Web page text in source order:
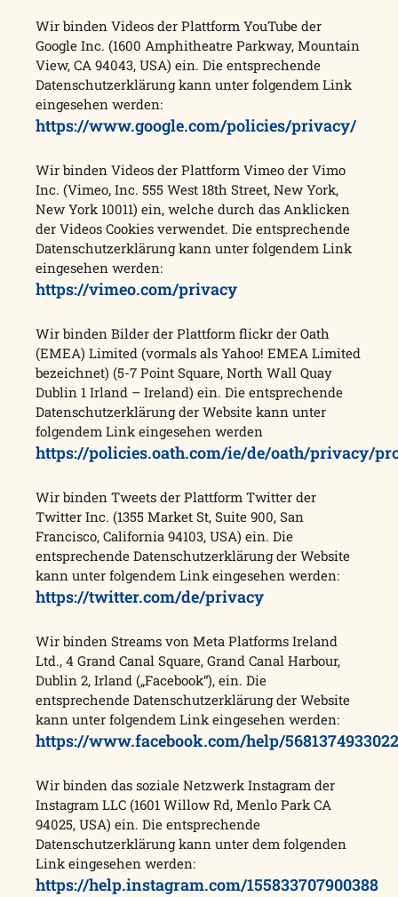
Wir binden Videos der Plattform YouTube der
Google Inc. (1600 Amphitheatre Parkway, Mountain
View, CA 94043, USA) ein. Die entsprechende
Datenschutzerklärung kann unter folgendem Link
eingesehen werden:
https://www.google.com/policies/privacy/
Wir binden Videos der Plattform Vimeo der Vimo
Inc. (Vimeo, Inc. 555 West 18th Street, New York,
New York 10011) ein, welche durch das Anklicken
der Videos Cookies verwendet. Die entsprechende
Datenschutzerklärung kann unter folgendem Link
eingesehen werden:
https://vimeo.com/privacy
Wir binden Bilder der Plattform flickr der Oath
(EMEA) Limited (vormals als Yahoo! EMEA Limited
bezeichnet) (5-7 Point Square, North Wall Quay
Dublin 1 Irland – Ireland) ein. Die entsprechende
Datenschutzerklärung der Website kann unter
folgendem Link eingesehen werden
https://policies.oath.com/ie/de/oath/privacy/
Wir binden Tweets der Plattform Twitter der
Twitter Inc. (1355 Market St, Suite 900, San
Francisco, California 94103, USA) ein. Die
entsprechende Datenschutzerklärung der Website
kann unter folgendem Link eingesehen werden:
https://twitter.com/de/privacy
Wir binden Streams von Meta Platforms Ireland
Ltd., 4 Grand Canal Square, Grand Canal Harbour,
Dublin 2, Irland („Facebook“), ein. Die
entsprechende Datenschutzerklärung der Website
kann unter folgendem Link eingesehen werden:
https://www.facebook.com/help/
Wir binden das soziale Netzwerk Instagram der
Instagram LLC (1601 Willow Rd, Menlo Park CA
94025, USA) ein. Die entsprechende
Datenschutzerklärung kann unter dem folgenden
Link eingesehen werden:
https://help.instagram.com/155833707900388